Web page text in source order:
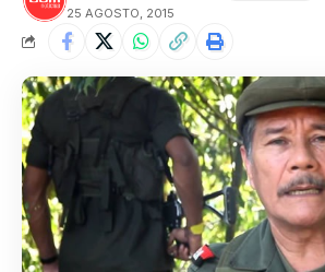
25 AGOSTO, 2015